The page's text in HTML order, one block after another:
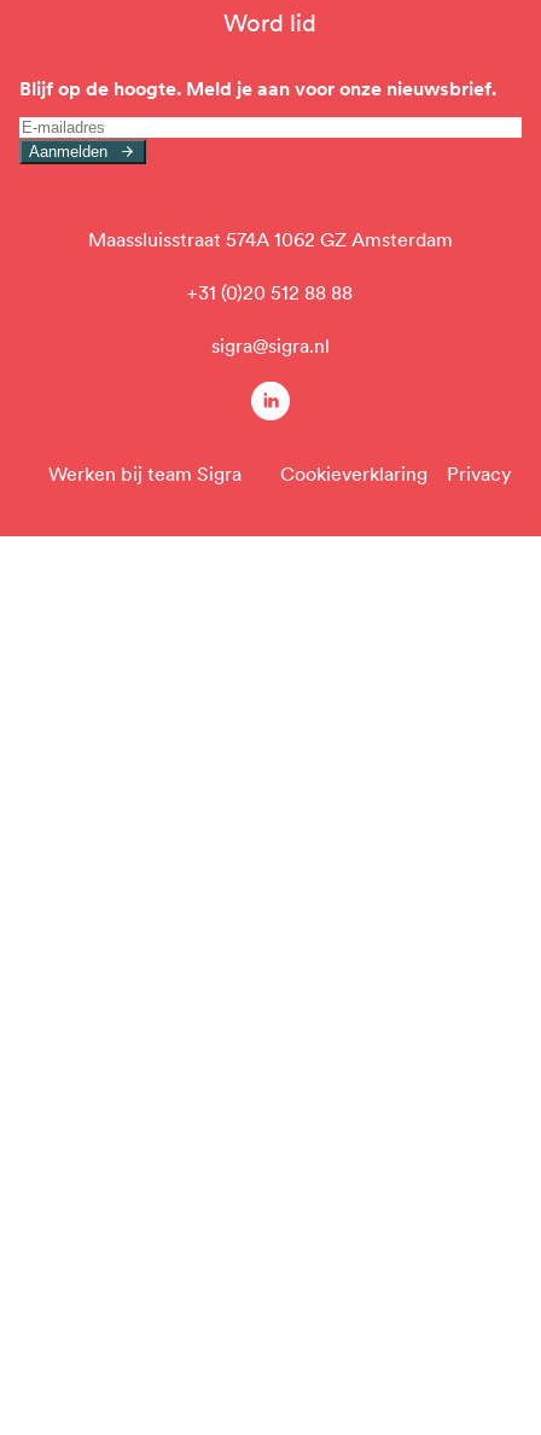
Word lid
Blijf op de hoogte. Meld je aan voor onze nieuwsbrief.
Aanmelden
Maassluisstraat 574A 1062 GZ Amsterdam
+31 (0)20 512 88 88
sigra@sigra.nl
linkedin
Werken bij team Sigra Cookieverklaring Privacy